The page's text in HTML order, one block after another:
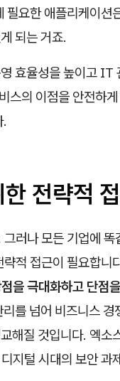
요한 애플리케이션
되는 거죠.
효율성을 높이고 IT
스의 이점을 안전하
.
전략적
러나 모든 기업에
적 접근이 필요합니
을 극대화하고 단점
를 넘어 비즈니스
해질 것입니다. 엑소
지털 시대의 보안 과